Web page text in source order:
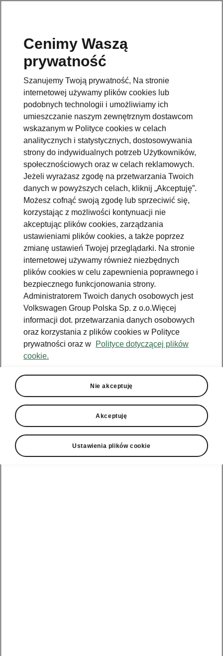
Cenimy Waszą
prywatność
Szanujemy Twoją prywatność, Na stronie
internetowej używamy plików cookies lub
podobnych technologii i umożliwiamy ich
umieszczanie naszym zewnętrznym dostawcom
wskazanym w Polityce cookies w celach
analitycznych i statystycznych, dostosowywania
strony do indywidualnych potrzeb Użytkowników,
społecznościowych oraz w celach reklamowych.
Jeżeli wyrażasz zgodę na przetwarzania Twoich
danych w powyższych celach, kliknij „Akceptuję”.
Możesz cofnąć swoją zgodę lub sprzeciwić się,
korzystając z możliwości kontynuacji nie
akceptując plików cookies, zarządzania
ustawieniami plików cookies, a także poprzez
zmianę ustawień Twojej przeglądarki. Na stronie
internetowej używamy również niezbędnych
plików cookies w celu zapewnienia poprawnego i
bezpiecznego funkcjonowania strony.
Administratorem Twoich danych osobowych jest
Volkswagen Group Polska Sp. z o.o.Więcej
informacji dot. przetwarzania danych osobowych
oraz korzystania z plików cookies w Polityce
prywatności oraz w
Polityce dotyczącej plików
cookie.
Nie akceptuję
Akceptuję
Ustawienia plików cookie